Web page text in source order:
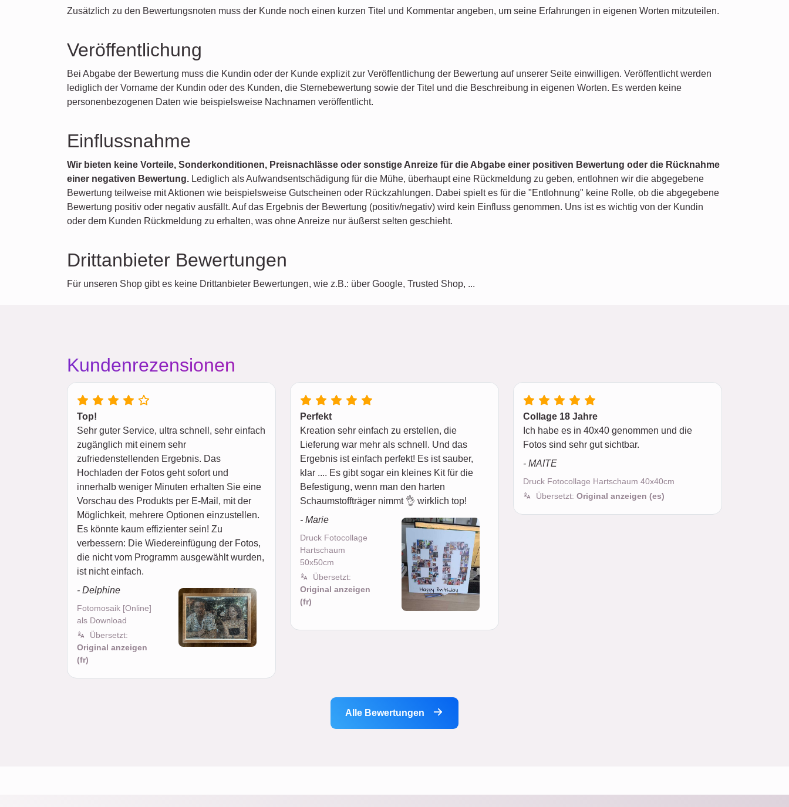
Zusätzlich zu den Bewertungsnoten muss der Kunde noch einen kurzen Titel und Kommentar angeben, um seine Erfahrungen in eigenen Worten mitzuteilen.
Veröffentlichung
Bei Abgabe der Bewertung muss die Kundin oder der Kunde explizit zur Veröffentlichung der Bewertung auf unserer Seite einwilligen. Veröffentlicht werden
lediglich der Vorname der Kundin oder des Kunden, die Sternebewertung sowie der Titel und die Beschreibung in eigenen Worten. Es werden keine
personenbezogenen Daten wie beispielsweise Nachnamen veröffentlicht.
Einflussnahme
Wir bieten keine Vorteile, Sonderkonditionen, Preisnachlässe oder sonstige Anreize für die Abgabe einer positiven Bewertung oder die Rücknahme
einer negativen Bewertung. Lediglich als Aufwandsentschädigung für die Mühe, überhaupt eine Rückmeldung zu geben, entlohnen wir die abgegebene
Bewertung teilweise mit Aktionen wie beispielsweise Gutscheinen oder Rückzahlungen. Dabei spielt es für die "Entlohnung" keine Rolle, ob die abgegebene
Bewertung positiv oder negativ ausfällt. Auf das Ergebnis der Bewertung (positiv/negativ) wird kein Einfluss genommen. Uns ist es wichtig von der Kundin
oder dem Kunden Rückmeldung zu erhalten, was ohne Anreize nur äußerst selten geschieht.
Drittanbieter Bewertungen
Für unseren Shop gibt es keine Drittanbieter Bewertungen, wie z.B.: über Google, Trusted Shop, ...
Kundenrezensionen
Top!
Sehr guter Service, ultra schnell, sehr einfach
zugänglich mit einem sehr
zufriedenstellenden Ergebnis. Das
Hochladen der Fotos geht sofort und
innerhalb weniger Minuten erhalten Sie eine
Vorschau des Produkts per E-Mail, mit der
Möglichkeit, mehrere Optionen einzustellen.
Es könnte kaum effizienter sein! Zu
verbessern: Die Wiedereinfügung der Fotos,
die nicht vom Programm ausgewählt wurden,
ist nicht einfach.
- Delphine
Fotomosaik [Online]
als Download
Übersetzt:
Original anzeigen
(fr)
Perfekt
Kreation sehr einfach zu erstellen, die
Lieferung war mehr als schnell. Und das
Ergebnis ist einfach perfekt! Es ist sauber,
klar .... Es gibt sogar ein kleines Kit für die
Befestigung, wenn man den harten
Schaumstoffträger nimmt 👌 wirklich top!
- Marie
Druck Fotocollage
Hartschaum
50x50cm
Übersetzt:
Original anzeigen
(fr)
Collage 18 Jahre
Ich habe es in 40x40 genommen und die
Fotos sind sehr gut sichtbar.
- MAITE
Druck Fotocollage Hartschaum 40x40cm
Übersetzt: Original anzeigen (es)
Alle Bewertungen